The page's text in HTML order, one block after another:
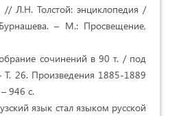
Л.Н. Толстой: энциклопедия /
– М.: Просвещение,
сочинений в 90 т. / под
Т. 26. Произведения 1885-1889
946 с.
язык стал языком русской